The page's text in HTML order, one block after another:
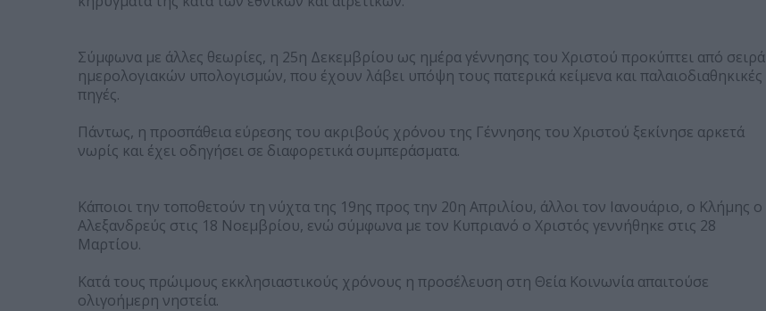
Σύμφωνα με άλλες θεωρίες, η 25η Δεκεμβρίου ως ημέρα γέννησης του Χριστού προκύπτει από σειρά
ημερολογιακών υπολογισμών, που έχουν λάβει υπόψη τους πατερικά κείμενα και παλαιοδιαθηκικές
πηγές.
Πάντως, η προσπάθεια εύρεσης του ακριβούς χρόνου της Γέννησης του Χριστού ξεκίνησε αρκετά
νωρίς και έχει οδηγήσει σε διαφορετικά συμπεράσματα.
Κάποιοι την τοποθετούν τη νύχτα της 19ης προς την 20η Απριλίου, άλλοι τον Ιανουάριο, ο Κλήμης ο
Αλεξανδρεύς στις 18 Νοεμβρίου, ενώ σύμφωνα με τον Κυπριανό ο Χριστός γεννήθηκε στις 28
Μαρτίου.
Κατά τους πρώιμους εκκλησιαστικούς χρόνους η προσέλευση στη Θεία Κοινωνία απαιτούσε
ολιγοήμερη νηστεία.